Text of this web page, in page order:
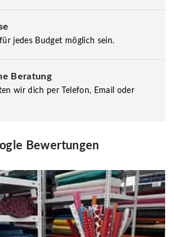
jedes Budget möglich sein.
Beratung
wir dich per Telefon, Email oder
Bewertungen